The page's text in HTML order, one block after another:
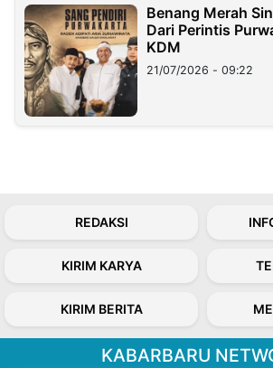
Benang Merah
Dari Perintis
KDM
21/07/2026 - 09:22
REDAKSI
KIRIM KARYA
KIRIM BERITA
KABARBARU